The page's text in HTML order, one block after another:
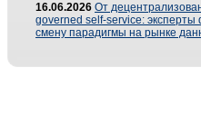
16.06.2026 От
governed self-service: эксперты
смену парадигмы на рынке